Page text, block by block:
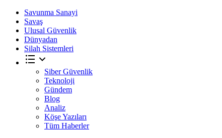
Savunma Sanayi
Savaş
Ulusal Güvenlik
Dünyadan
Silah Sistemleri
Siber Güvenlik
Teknoloji
Gündem
Blog
Analiz
Köşe Yazıları
Tüm Haberler